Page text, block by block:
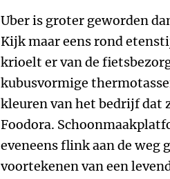
Uber is groter geworden
Kijk maar eens rond
krioelt er van de
kubusvormige
kleuren van het bedrijf dat
Foodora.
eveneens flink aan de weg
voortekenen van een